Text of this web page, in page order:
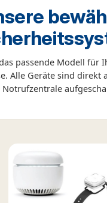
passende Modell für
Alle Geräte sind direkt
Notrufzentrale